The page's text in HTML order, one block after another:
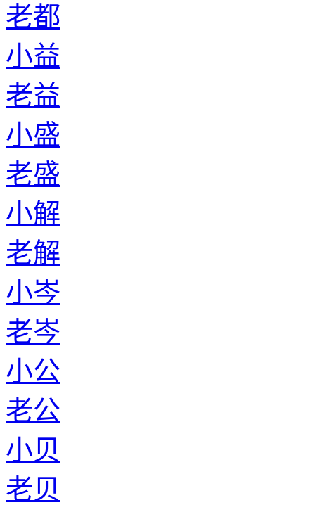
老都
小益
老益
小盛
老盛
小解
老解
小岑
老岑
小公
老公
小贝
老贝